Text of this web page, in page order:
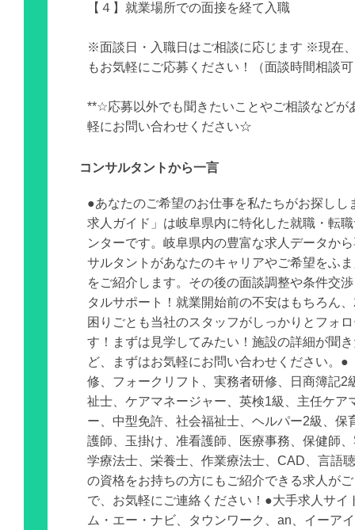
【４】就業場所での面接を経て入職
※面談日・入職日はご相談に応じます ※現在
もお気軽にご応募ください！（面談時間相談
**☆応募以外でも聞きたいことやご相談などが
軽にお問い合わせください☆
コンサルタントから一言
●あなたのご希望のお仕事を私たちがお探しし
求人ガイド」は岐阜県内に特化した就職・転
ンターです。岐阜県内の豊富な求人データか
サルタントがあなたのキャリアやご希望をふ
をご紹介します。その後の面談調整や条件交
タルサポート！就業開始前の不安はもちろん
困りごとも当社のスタッフがしっかりとフォ
す！まずは見学してみたい！施設の詳細が聞
ど、まずはお気軽にお問い合わせください。●
修、フォークリフト、実務者研修、日商簿記2
祉士、ケアマネージャー、英検1級、主任ケア
ー、中型免許、社会福祉士、ヘルパー2級、保
護師、玉掛け、准看護師、医療事務、保健師
学療法士、栄養士、作業療法士、CAD、言語
の資格をお持ちの方にもご紹介できる求人が
で、お気軽にご連絡ください！●大手求人サイ
ム・エー・ナビ、タウンワーク、an、イーア